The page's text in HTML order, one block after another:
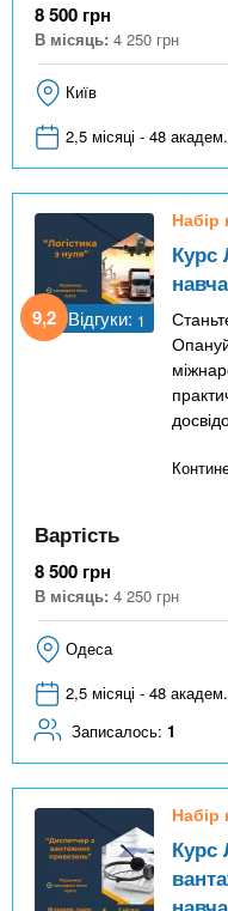
8 500 грн
В місяць: 4 250 грн
Київ
2,5 місяці - 48
9,2 Відгуки: 1
Набір
Курс
Вартість
8 500 грн
В місяць: 4 250 грн
Одеса
2,5 місяці - 48
Записалось: 1
Набір
Курс